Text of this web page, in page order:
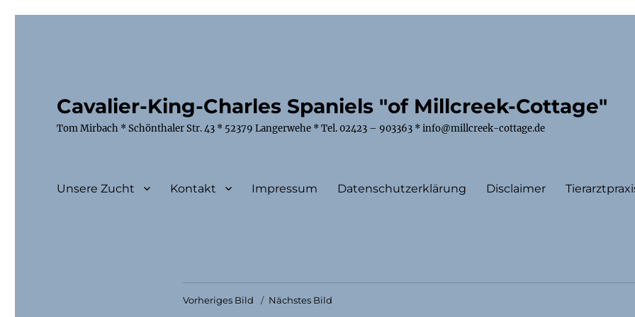
Cavalier-King-Charles Spaniels "of Millcreek-Cottage"
Tom Mirbach * Schönthaler Str. 43 * 52379 Langerwehe * Tel. 02423 – 903363 * info@millcreek-cottage.de
Unsere Zucht Kontakt Impressum Datenschutzerklärung Disclaimer
Vorheriges Bild Nächstes Bild